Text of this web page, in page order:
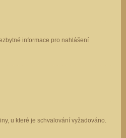
informace pro nahlášení
u které je schvalování vyžadováno.